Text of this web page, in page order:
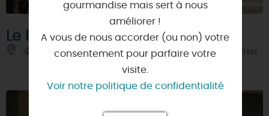
Le Rucher des mille ruisseaux
45360 - CHATILLON-SUR-LOIRE À 1.5 KM
gourmandise mais sert à nous
améliorer !
A vous de nous accorder (ou non) votre
consentement pour parfaire votre
visite.
Voir notre politique de confidentialité